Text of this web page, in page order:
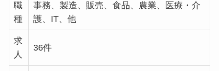
職
種
事務、製造、販売、食品、農業、医療・介
護、IT、他
求
人
36件